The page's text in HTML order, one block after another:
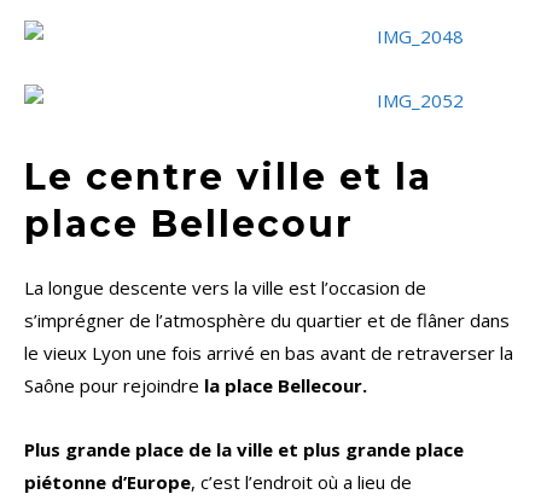
Le centre ville et la
place Bellecour
La longue descente vers la ville est l’occasion de
s’imprégner de l’atmosphère du quartier et de flâner dans
le vieux Lyon une fois arrivé en bas avant de retraverser la
Saône pour rejoindre la place Bellecour.
Plus grande place de la ville et plus grande place
piétonne d’Europe, c’est l’endroit où a lieu de